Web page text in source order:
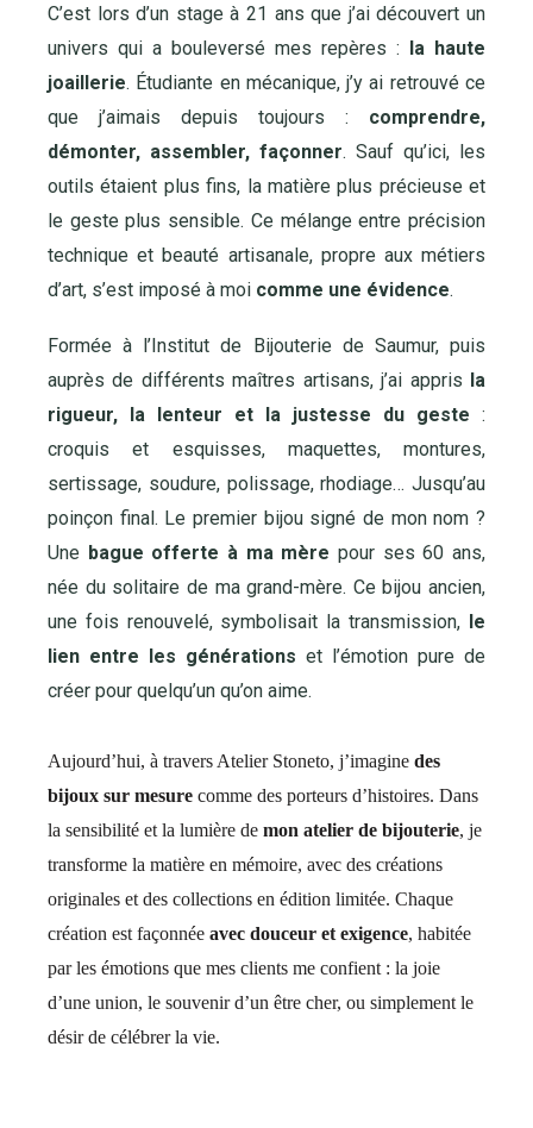
C’est lors d’un stage à 21 ans que j’ai découvert un
univers qui a bouleversé mes repères : la haute
joaillerie. Étudiante en mécanique, j’y ai retrouvé ce
que j’aimais depuis toujours : comprendre,
démonter, assembler, façonner. Sauf qu’ici, les
outils étaient plus fins, la matière plus précieuse et
le geste plus sensible. Ce mélange entre précision
technique et beauté artisanale, propre aux métiers
d’art, s’est imposé à moi comme une évidence.
Formée à l’Institut de Bijouterie de Saumur, puis
auprès de différents maîtres artisans, j’ai appris la
rigueur, la lenteur et la justesse du geste :
croquis et esquisses, maquettes, montures,
sertissage, soudure, polissage, rhodiage… Jusqu’au
poinçon final. Le premier bijou signé de mon nom ?
Une bague offerte à ma mère pour ses 60 ans,
née du solitaire de ma grand-mère. Ce bijou ancien,
une fois renouvelé, symbolisait la transmission, le
lien entre les générations et l’émotion pure de
créer pour quelqu’un qu’on aime.
Aujourd’hui, à travers Atelier Stoneto, j’imagine des
bijoux sur mesure comme des porteurs d’histoires. Dans
la sensibilité et la lumière de mon atelier de bijouterie, je
transforme la matière en mémoire, avec des créations
originales et des collections en édition limitée. Chaque
création est façonnée avec douceur et exigence, habitée
par les émotions que mes clients me confient : la joie
d’une union, le souvenir d’un être cher, ou simplement le
désir de célébrer la vie.